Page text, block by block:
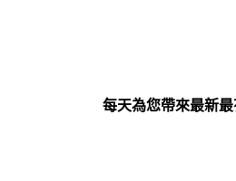
每天為您帶來最新